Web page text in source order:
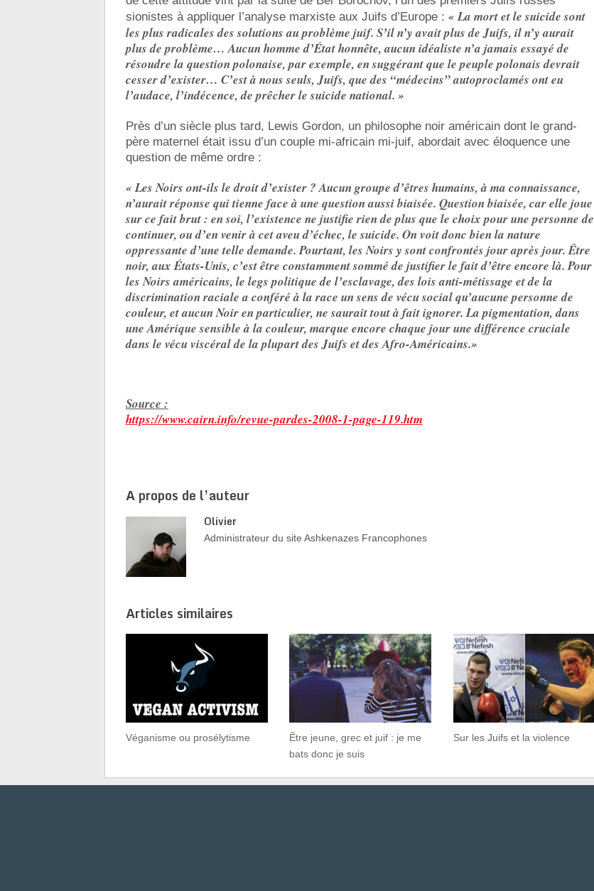
sionistes à appliquer l’analyse marxiste aux Juifs d’Europe : « La mort et le suicide sont
les plus radicales des solutions au problème juif. S’il n’y avait plus de Juifs, il n’y aurait
plus de problème… Aucun homme d’État honnête, aucun idéaliste n’a jamais essayé de
résoudre la question polonaise, par exemple, en suggérant que le peuple polonais devrait
cesser d’exister… C’est à nous seuls, Juifs, que des “médecins” autoproclamés ont eu
l’audace, l’indécence, de prêcher le suicide national. »
Près d’un siècle plus tard, Lewis Gordon, un philosophe noir américain dont le grand-
père maternel était issu d’un couple mi-africain mi-juif, abordait avec éloquence une
question de même ordre :
« Les Noirs ont-ils le droit d’exister ? Aucun groupe d’êtres humains, à ma connaissance,
n’aurait réponse qui tienne face à une question aussi biaisée. Question biaisée, car elle joue
sur ce fait brut : en soi, l’existence ne justifie rien de plus que le choix pour une personne de
continuer, ou d’en venir à cet aveu d’échec, le suicide. On voit donc bien la nature
oppressante d’une telle demande. Pourtant, les Noirs y sont confrontés jour après jour. Être
noir, aux États-Unis, c’est être constamment sommé de justifier le fait d’être encore là. Pour
les Noirs américains, le legs politique de l’esclavage, des lois anti-métissage et de la
discrimination raciale a conféré à la race un sens de vécu social qu’aucune personne de
couleur, et aucun Noir en particulier, ne saurait tout à fait ignorer. La pigmentation, dans
une Amérique sensible à la couleur, marque encore chaque jour une différence cruciale
dans le vécu viscéral de la plupart des Juifs et des Afro-Américains.»
Source :
https://www.cairn.info/revue-pardes-2008-1-page-119.htm
A propos de l’auteur
Olivier
Administrateur du site Ashkenazes Francophones
Articles similaires
Véganisme ou prosélytisme
Être jeune, grec et juif : je me
bats donc je suis
Sur les Juifs et la violence